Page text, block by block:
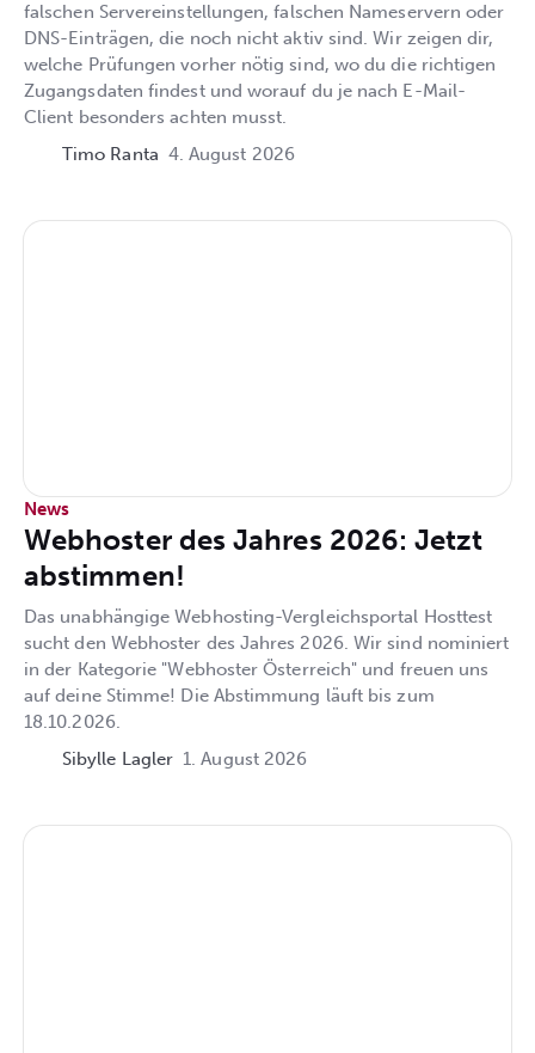
falschen Servereinstellungen, falschen Nameservern oder
DNS-Einträgen, die noch nicht aktiv sind. Wir zeigen dir,
welche Prüfungen vorher nötig sind, wo du die richtigen
Zugangsdaten findest und worauf du je nach E-Mail-
Client besonders achten musst.
Timo Ranta 4. August 2026
News
Webhoster des Jahres 2026: Jetzt
abstimmen!
Das unabhängige Webhosting-Vergleichsportal Hosttest
sucht den Webhoster des Jahres 2026. Wir sind nominiert
in der Kategorie "Webhoster Österreich" und freuen uns
auf deine Stimme! Die Abstimmung läuft bis zum
18.10.2026.
Sibylle Lagler 1. August 2026